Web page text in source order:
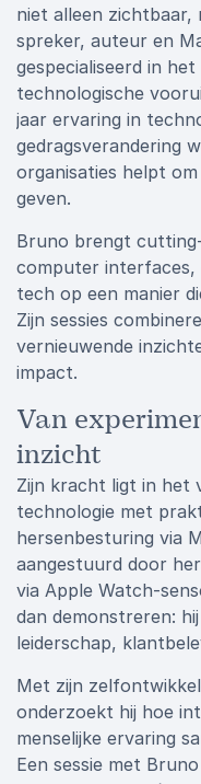
niet alleen zichtbaar,
spreker, auteur en
gespecialiseerd in
technologische
jaar ervaring in
gedragsverandering
organisaties helpt
geven.
Bruno brengt
computer interfaces,
tech op een manier
Zijn sessies
vernieuwende
impact.
Van
inzicht
Zijn kracht ligt in het
technologie met
hersenbesturing via
aangestuurd door
via Apple Watch-
dan demonstreren:
leiderschap,
Met zijn
onderzoekt hij hoe
menselijke ervaring
Een sessie met